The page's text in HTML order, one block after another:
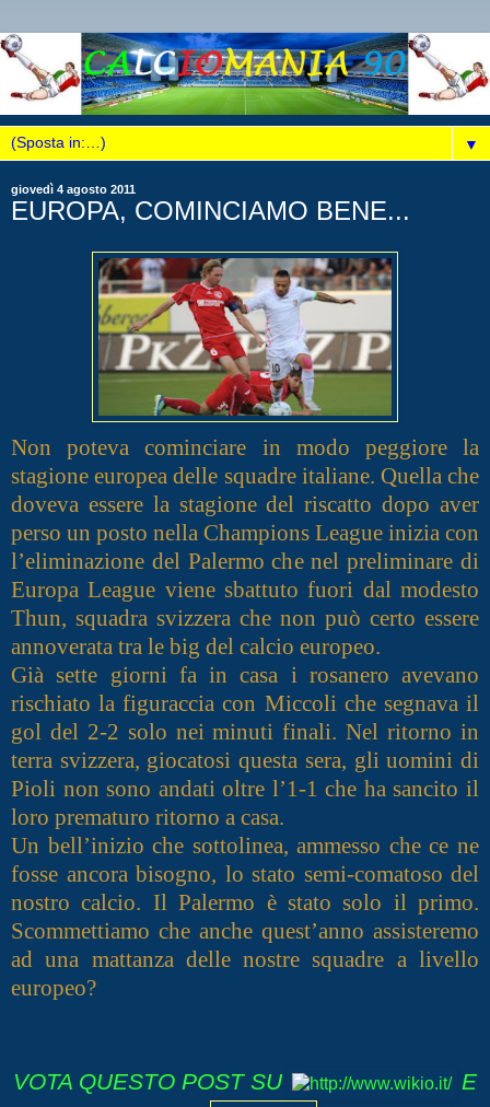
▼
giovedì 4 agosto 2011
EUROPA, COMINCIAMO BENE...
Non poteva cominciare in modo peggiore la
stagione europea delle squadre italiane. Quella che
doveva essere la stagione del riscatto dopo aver
perso un posto nella Champions League inizia con
l’eliminazione del Palermo che nel preliminare di
Europa League viene sbattuto fuori dal modesto
Thun, squadra svizzera che non può certo essere
annoverata tra le big del calcio europeo.
Già sette giorni fa in casa i rosanero avevano
rischiato la figuraccia con Miccoli che segnava il
gol del 2-2 solo nei minuti finali. Nel ritorno in
terra svizzera, giocatosi questa sera, gli uomini di
Pioli non sono andati oltre l’1-1 che ha sancito il
loro prematuro ritorno a casa.
Un bell’inizio che sottolinea, ammesso che ce ne
fosse ancora bisogno, lo stato semi-comatoso del
nostro calcio. Il Palermo è stato solo il primo.
Scommettiamo che anche quest’anno assisteremo
ad una mattanza delle nostre squadre a livello
europeo?
VOTA QUESTO POST SU E